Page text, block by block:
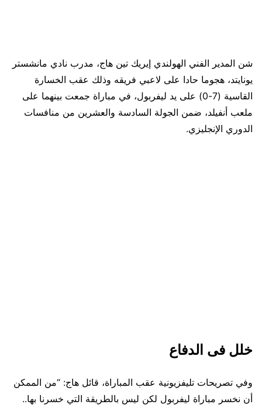
شن المدير الفني الهولندي إيريك تين هاج، مدرب نادي مانشستر
يونايتد، هجوما حادا على لاعبي فريقه وذلك عقب الخسارة
القاسية (7-0) على يد ليفربول، في مباراة جمعت بينهما على
ملعب أنفيلد، ضمن الجولة السادسة والعشرين من منافسات
الدوري الإنجليزي.
خلل فى الدفاع
وفي تصريحات تليفزيونية عقب المباراة، قائل هاج: “من الممكن
أن نخسر مباراة ليفربول لكن ليس بالطريقة التي خسرنا بها..